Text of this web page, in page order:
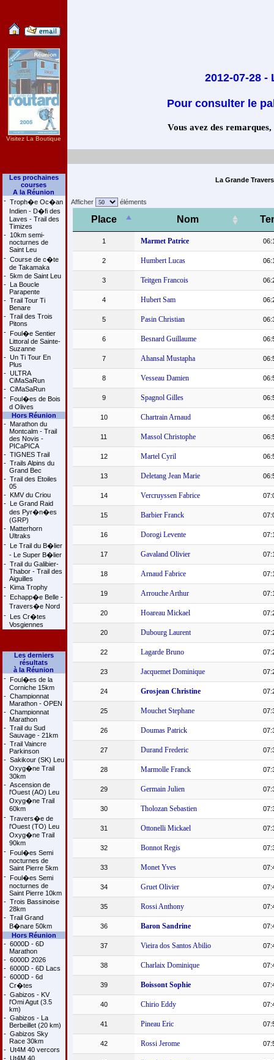
Visitez La Boutique
Les prochaines
courses
A la Réunion
- Troph�e Oc�an
Indien - D�fi des
Laves - Trail des
Timizes
- 10km semi-
nocturnes de
Saint Leu
- Course de c�te
de Takamaka
- 5km de Saint Leu
- La Boucle
Parapente
- Trail Tour Ti
Benare
- Trail des Trois
Pitons
- Foul�e Sentier
Littoral de Sainte-
Suzanne
- Un Ti Tour En
Plus
- ULTRA
CiMaSaRun
- CiMaSaRun
- Foul�es de Bois
d Olives
Hors Réunion
- Marathon du
Montcalm - Trail
des Novis -
PICaPICA
- TIGNES Trail
- Trails Alpins du
Grand Bec
- Trail des Etoiles
05
- KMV du Criou
- Le Grand Raid
des Pyr�n�es
(GRP)
- Matterhorn
Ultraks
- Le Trail du B�lier
- Le Super B�lier
- Trail du Galibier-
Thabor - Trail des
Aiguilles
- Kima Trophy
- Echapp�e Belle -
Travers�e Nord
- Les Cr�tes
Vosgiennes
Les derniers
résultats
à la Réunion
- Foul�es de la
Corniche 15km
- Championnat
Marathon - OPEN
- Championnat
Marathon
- Trail du Sud
Sauvage - 21km
- Trail Vaincre
Parkinson
- Sakikour (SK) Leu
Oxyg�ne Trail
30km
- Ascension de
l'Ouest (AO) Leu
Oxyg�ne Trail
60km
- Travers�e de
l'Ouest (TO) Leu
Oxyg�ne Trail
90km
- Foul�es Semi
nocturnes de
Saint Pierre 5km
- Foul�es Semi
nocturnes de
Saint Pierre 10km
- Trois Bassinoise
28km
- Trail Grand
B�nare 50km
Hors Réunion
- 6000D - 6D
Marathon
- 6000D 2026
- 6000D - 6D Lacs
- 6000D - 6d
Cr�tes
- Gabizos - KV
l'Omi Agut (3.5
km)
- Gabizos - La
Berbeillet (20 km)
- Gabizos Sky
Race 30km
- Ut4M 40 vercors
- Ut4M 40
2012-07-28
Pour consulter le
Vous avez des
La Grande
Afficher éléments
Place Nom
1 Marmet Patrice
2 Humbert Lucas
3 Teitgen Francois
4 Hubert Sam
5 Pasin Christian
6 Besnard Guillaume
7 Ahansal Mustapha
8 Vesseau Damien
9 Spagnol Gilles
10 Chartrain Arnaud
11 Massol Christophe
12 Martel Cyril
13 Deletang Jean Marie
14 Vercruyssen Fabrice
15 Barbier Franck
16 Dorogi Levente
17 Gavaland Olivier
18 Arnaud Fabrice
19 Arrouche Arthur
20 Hoareau Mickael
20 Dubourg Laurent
22 Lagarde Bruno
23 Jacquemet Dominique
24 Grosjean Christine
25 Mouchet Stephane
26 Doumas Patrick
27 Durand Frederic
28 Marmolle Franck
29 Germain Julien
30 Tholozan Sebastien
31 Ottonelli Mickael
32 Bonnot Regis
33 Monet Yves
34 Gruet Olivier
35 Rossi Anthony
36 Baron Sandrine
37 Vieira dos Santos Abilio
38 Charlaix Dominique
39 Boissont Sophie
40 Chirio Eddy
41 Pineau Eric
42 Rossi Jerome